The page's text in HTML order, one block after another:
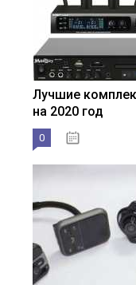
Лучшие
на 2020 год
0